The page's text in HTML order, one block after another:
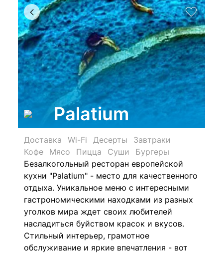
Palatium
Доставка Wi-Fi Десерты
Завтраки
Кофе
Мясо Пицца Суши
Бургеры
Безалкогольный ресторан европейской
кухни "Palatium" - место для качественного
отдыха. Уникальное меню с интересными
гастрономическими находками из разных
уголков мира ждет своих любителей
насладиться буйством красок и вкусов.
Стильный интерьер, грамотное
обслуживание и яркие впечатления - вот